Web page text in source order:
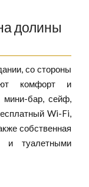
долины
со стороны
комфорт и
мини-бар, сейф,
Wi-Fi,
собственная
туалетными